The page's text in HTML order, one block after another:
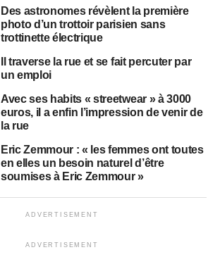
Des astronomes révèlent la première
photo d’un trottoir parisien sans
trottinette électrique
Il traverse la rue et se fait percuter par
un emploi
Avec ses habits « streetwear » à 3000
euros, il a enfin l’impression de venir de
la rue
Eric Zemmour : « les femmes ont toutes
en elles un besoin naturel d’être
soumises à Eric Zemmour »
ADVERTISEMENT
ADVERTISEMENT